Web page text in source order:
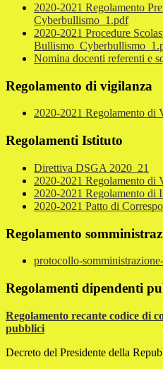
2020-2021 Regolamento
Cyberbullismo_1.pdf
2020-2021 Procedure
Nomina docenti referenti e
Regolamento di vigilanza
2020-2021 Regolamento di
Regolamenti Istituto
Direttiva DSGA 2020_21
2020-2021 Regolamento di
2020-2021 Regolamento di
2020-2021 Patto di
Regolamento
protocollo-
Regolamenti dipendenti
Regolamento recante codice di
pubblici
Decreto del Presidente della